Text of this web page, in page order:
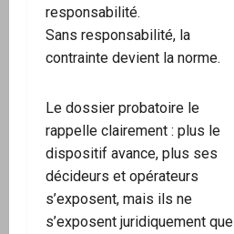
responsabilité.
Sans responsabilité, la
contrainte devient la norme.
Le dossier probatoire le
rappelle clairement : plus le
dispositif avance, plus ses
décideurs et opérateurs
s’exposent, mais ils ne
s’exposent juridiquement que